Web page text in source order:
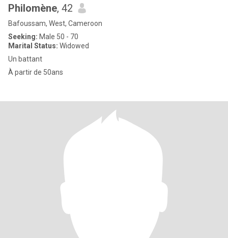
Philomène, 42
Bafoussam, West, Cameroon
Seeking: Male 50 - 70
Marital Status: Widowed
Un battant
À partir de 50ans